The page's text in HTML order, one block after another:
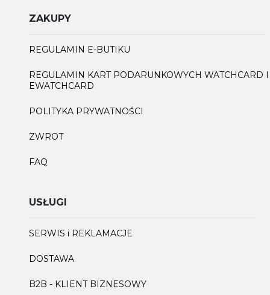
ZAKUPY
REGULAMIN E-BUTIKU
REGULAMIN KART PODARUNKOWYCH WATCHCARD I
EWATCHCARD
POLITYKA PRYWATNOŚCI
ZWROT
FAQ
USŁUGI
SERWIS i REKLAMACJE
DOSTAWA
B2B - KLIENT BIZNESOWY